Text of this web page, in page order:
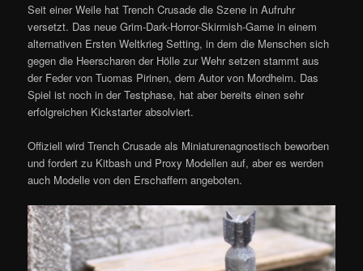
Seit einer Weile hat Trench Crusade die Szene in Aufruhr
versetzt. Das neue Grim-Dark-Horror-Skirmish-Game in einem
alternativen Ersten Weltkrieg Setting, in dem die Menschen sich
gegen die Heerscharen der Hölle zur Wehr setzen stammt aus
der Feder von Tuomas Pirinen, dem Autor von Mordheim. Das
Spiel ist noch in der Testphase, hat aber bereits einen sehr
erfolgreichen Kickstarter absolviert.
Offiziell wird Trench Crusade als Miniaturenagnostisch beworben
und fordert zu Kitbash und Proxy Modellen auf, aber es werden
auch Modelle von den Erschaffern angeboten.